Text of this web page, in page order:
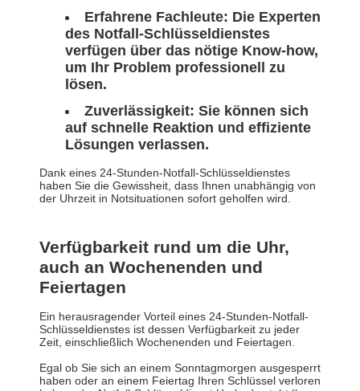
Erfahrene Fachleute: Die Experten
des Notfall-Schlüsseldienstes
verfügen über das nötige Know-how,
um Ihr Problem professionell zu
lösen.
Zuverlässigkeit: Sie können sich
auf schnelle Reaktion und effiziente
Lösungen verlassen.
Dank eines 24-Stunden-Notfall-Schlüsseldienstes
haben Sie die Gewissheit, dass Ihnen unabhängig von
der Uhrzeit in Notsituationen sofort geholfen wird.
Verfügbarkeit rund um die Uhr,
auch an Wochenenden und
Feiertagen
Ein herausragender Vorteil eines 24-Stunden-Notfall-
Schlüsseldienstes ist dessen Verfügbarkeit zu jeder
Zeit, einschließlich Wochenenden und Feiertagen.
Egal ob Sie sich an einem Sonntagmorgen ausgesperrt
haben oder an einem Feiertag Ihren Schlüssel verloren